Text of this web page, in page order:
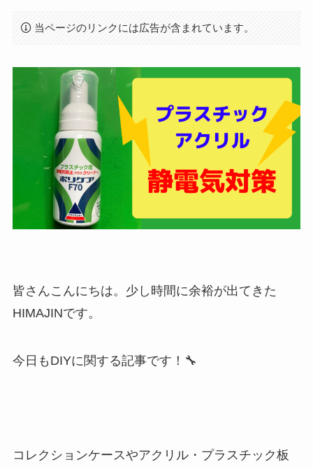
当ページのリンクには広告が含まれています。
皆さんこんにちは。少し時間に余裕が出てきた
HIMAJINです。
今日もDIYに関する記事です！🔧
コレクションケースやアクリル・プラスチック板